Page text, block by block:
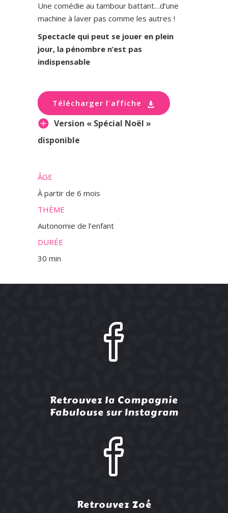
Une comédie au tambour battant…d’une
machine à laver pas comme les autres !
Spectacle qui peut se jouer en plein
jour, la pénombre n’est pas
indispensable
Télécharger l'affiche
Version « Spécial Noël »
disponible
ÂGE
À partir de 6 mois
THÈME
Autonomie de l’enfant
DURÉE
30 min
Retrouvez la Compagnie
Fabulouse sur Instagram
Retrouvez Zoé